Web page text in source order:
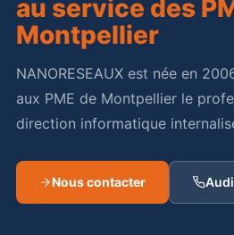
au service des
Montpellier
NANORESEAUX est née en
aux PME de Montpellier le
direction informatique
Nous contacter